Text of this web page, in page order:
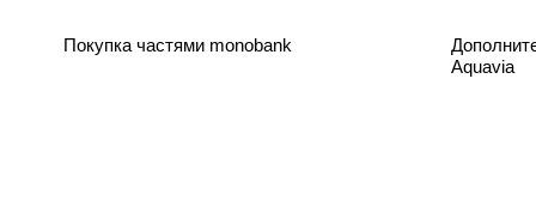
Покупка частями monobank
Aquavia